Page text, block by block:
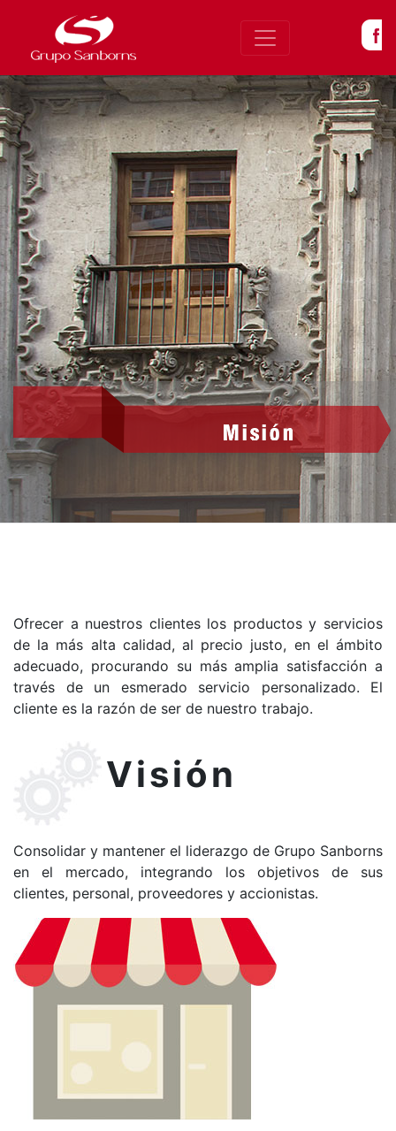
Ofrecer a nuestros clientes los productos y servicios
de la más alta calidad, al precio justo, en el ámbito
adecuado, procurando su más amplia satisfacción a
través de un esmerado servicio personalizado. El
cliente es la razón de ser de nuestro trabajo.
Visión
Consolidar y mantener el liderazgo de Grupo Sanborns
en el mercado, integrando los objetivos de sus
clientes, personal, proveedores y accionistas.